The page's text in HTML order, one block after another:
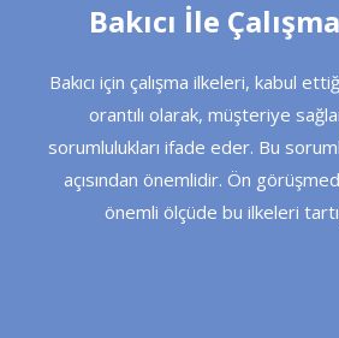
Bakıcı İle
Bakıcı için çalışma ilkeleri, kabul
orantılı olarak, müşteriye
sorumlulukları ifade eder. Bu
açısından önemlidir. Ön
önemli ölçüde bu ilkeleri